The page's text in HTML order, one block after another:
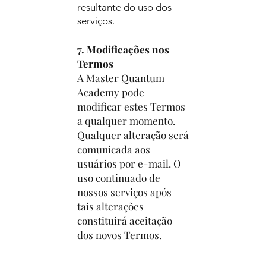
resultante do uso dos
serviços.
7. Modificações nos
Termos
A Master Quantum
Academy pode
modificar estes Termos
a qualquer momento.
Qualquer alteração será
comunicada aos
usuários por e-mail. O
uso continuado de
nossos serviços após
tais alterações
constituirá aceitação
dos novos Termos.